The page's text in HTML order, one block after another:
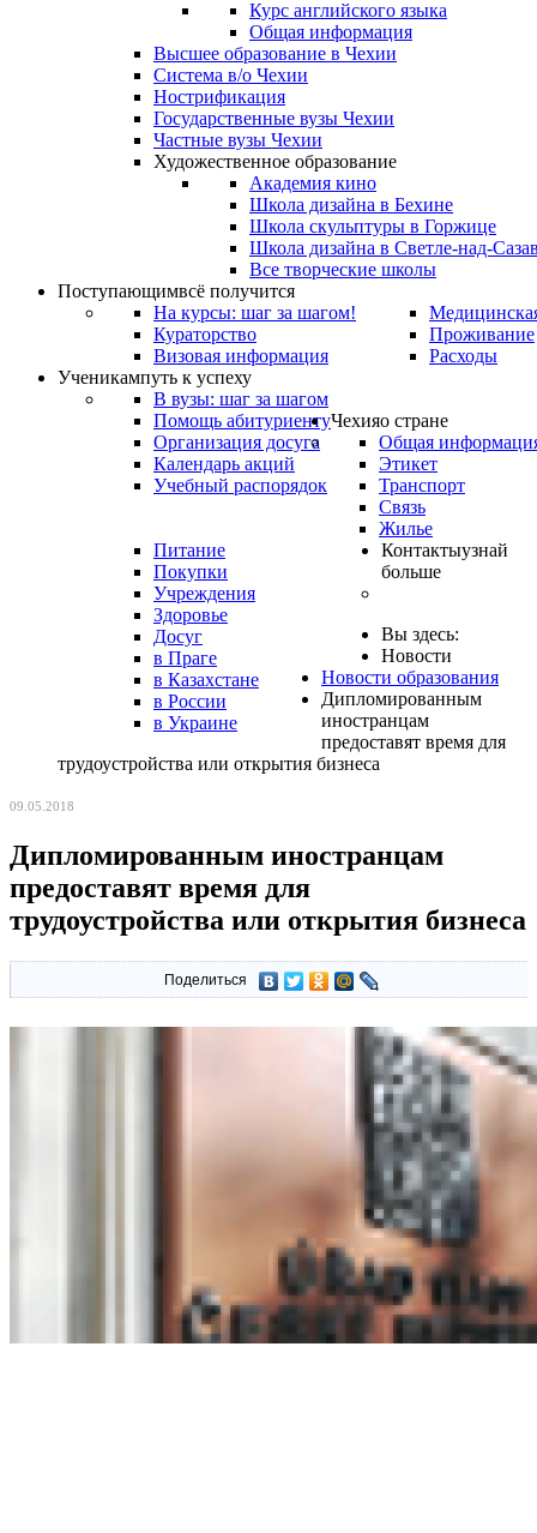
Курс английского языка
Общая информация
Высшее образование в Чехии
Система в/о Чехии
Нострификация
Государственные вузы Чехии
Частные вузы Чехии
Художественное образование
Академия кино
Школа дизайна в Бехине
Школа скульптуры в Горжице
Школа дизайна в Светле-над-
Все творческие школы
Поступающимвсё получится
На курсы: шаг за шагом!
Кураторство
Визовая информация
Проживание
Расходы
Ученикампуть к успеху
В вузы: шаг за шагом
Помощь абитуриенту
Организация досуга
Календарь акций
Учебный распорядок
Чехияо стране
Общая
Этикет
Транспорт
Связь
Жилье
Питание
Покупки
Учреждения
Здоровье
Досуг
Контактыузнай
больше
в Праге
в Казахстане
в России
в Украине
Вы здесь:
Новости
Новости образования
Дипломированным
иностранцам
предоставят время для
трудоустройства или открытия бизнеса
09.05.2018
Дипломированным иностранцам
предоставят время для
трудоустройства или открытия бизнеса
Поделиться